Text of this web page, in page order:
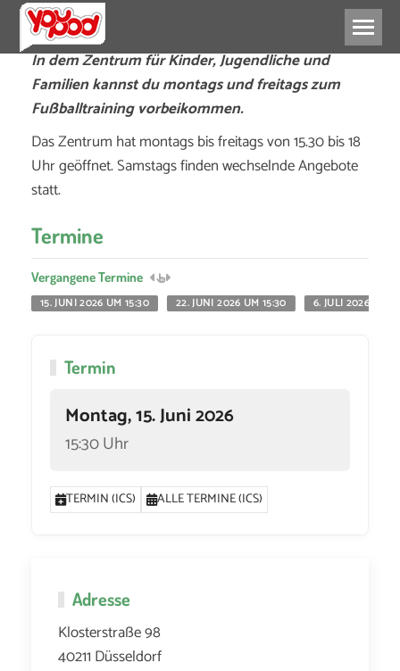
In dem Zentrum für Kinder, Jugendliche und
Familien kannst du montags und freitags zum
Fußballtraining vorbeikommen.
Das Zentrum hat montags bis freitags von 15.30 bis 18
Uhr geöffnet. Samstags finden wechselnde Angebote
statt.
Termine
Vergangene Termine
15. JUNI 2026 UM 15:30
22. JUNI 2026 UM 15:30 6. JULI 2026 UM
Termin
Montag, 15. Juni 2026
15:30 Uhr
TERMIN (ICS) ALLE TERMINE (ICS)
Adresse
Klosterstraße 98
40211 Düsseldorf